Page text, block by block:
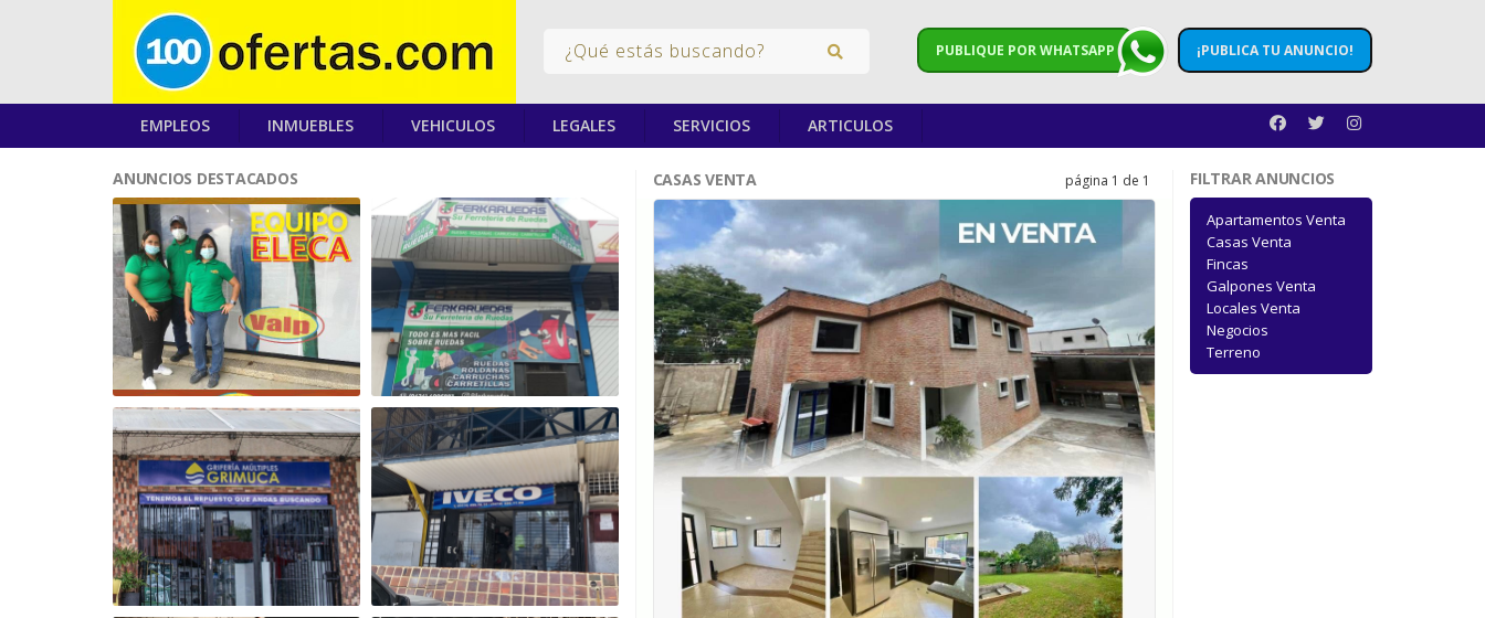
¡PUBLICA TU ANUNCIO!
PUBLIQUE POR WHATSAPP
EMPLEOS INMUEBLES VEHICULOS LEGALES SERVICIOS ARTICULOS
ANUNCIOS DESTACADOS CASAS VENTA página 1 de 1 FILTRAR ANUNCIOS
Apartamentos Venta
Casas Venta
Fincas
Galpones Venta
Locales Venta
Negocios
Terreno